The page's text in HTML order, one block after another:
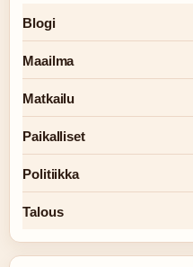
Blogi
Maailma
Matkailu
Paikalliset
Politiikka
Talous